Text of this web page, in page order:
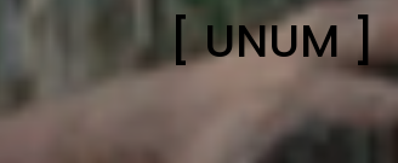
[ UNUM ]